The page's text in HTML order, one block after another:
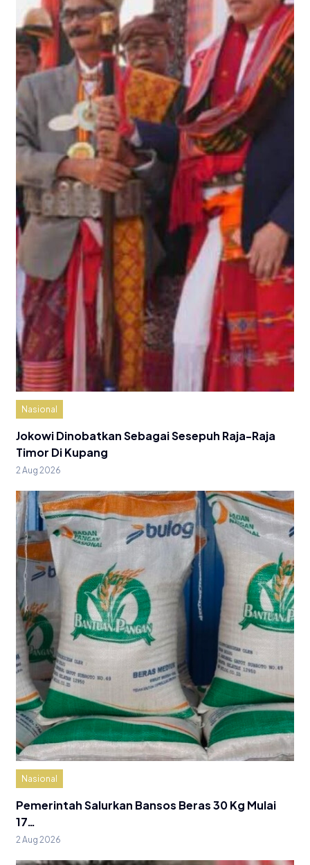
Nasional
Jokowi Dinobatkan Sebagai Sesepuh Raja-Raja
Timor Di Kupang
2 Aug 2026
Nasional
Pemerintah Salurkan Bansos Beras 30 Kg Mulai
17…
2 Aug 2026